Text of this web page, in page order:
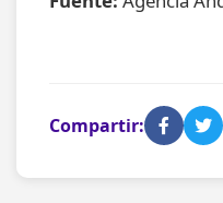
Compartir: